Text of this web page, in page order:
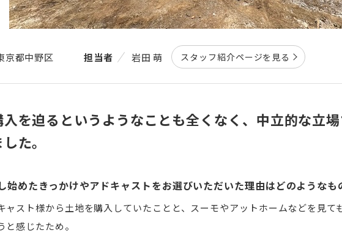
京都中野区 担当者 岩田 萌 スタッフ紹介ページを見る
を迫るというようなことも全くなく、中立的な立
た。
始めたきっかけやアドキャストをお選びいただいた理由はどのようなも
ャスト様から土地を購入していたことと、スーモやアットホームなどを見て
と感じたため。